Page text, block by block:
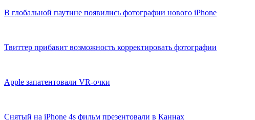
В глобальной паутине появились фотографии нового iPhone
Твиттер прибавит возможность корректировать фотографии
Apple запатентовали VR-очки
Снятый на iPhone 4s фильм презентовали в Каннах